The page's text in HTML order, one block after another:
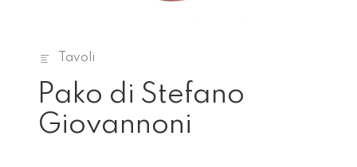
Tavoli
Pako di Stefano
Giovannoni